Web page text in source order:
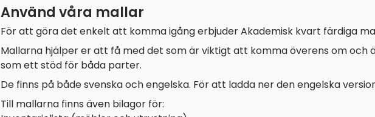
Använd våra mallar
För att göra det enkelt att komma igång erbjuder Akademisk kvart färdiga
Mallarna hjälper er att få med det som är viktigt att komma överens om
som ett stöd för båda parter.
De finns på både svenska och engelska. För att ladda ner den engelska
Till mallarna finns även bilagor för: